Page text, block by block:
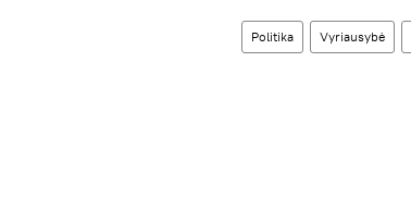
Politika Vyriausybė